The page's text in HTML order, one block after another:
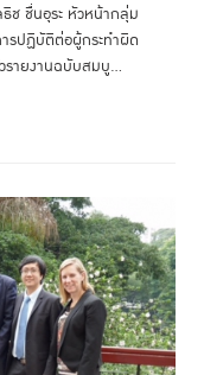
ช ชื่นอุระ หัวหน้ากลุ่ม
รปฏิบัติต่อผู้กระทำผิด
รายงานฉบับสมบู...